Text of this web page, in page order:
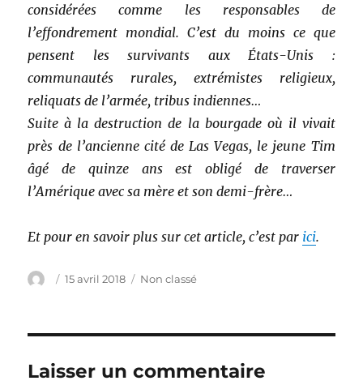
considérées comme les responsables de
l’effondrement mondial. C’est du moins ce que
pensent les survivants aux États-Unis :
communautés rurales, extrémistes religieux,
reliquats de l’armée, tribus indiennes…
Suite à la destruction de la bourgade où il vivait
près de l’ancienne cité de Las Vegas, le jeune Tim
âgé de quinze ans est obligé de traverser
l’Amérique avec sa mère et son demi-frère…
Et pour en savoir plus sur cet article, c’est par ici.
Auteur
Publié
15 avril 2018 Catégories
Non classé
Laisser un commentaire